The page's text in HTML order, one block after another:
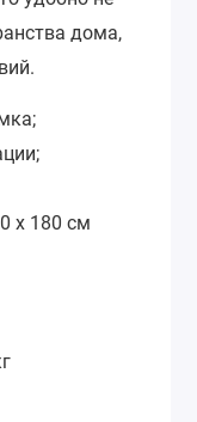
дома,
х 180 см